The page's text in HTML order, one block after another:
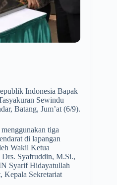
Indonesia Bapak
Sewindu
Batang, Jum’at (6/9).
tiga
di lapangan
Wakil Ketua
Syafruddin, M.Si.,
Syarif Hidayatullah
Kepala Sekretariat